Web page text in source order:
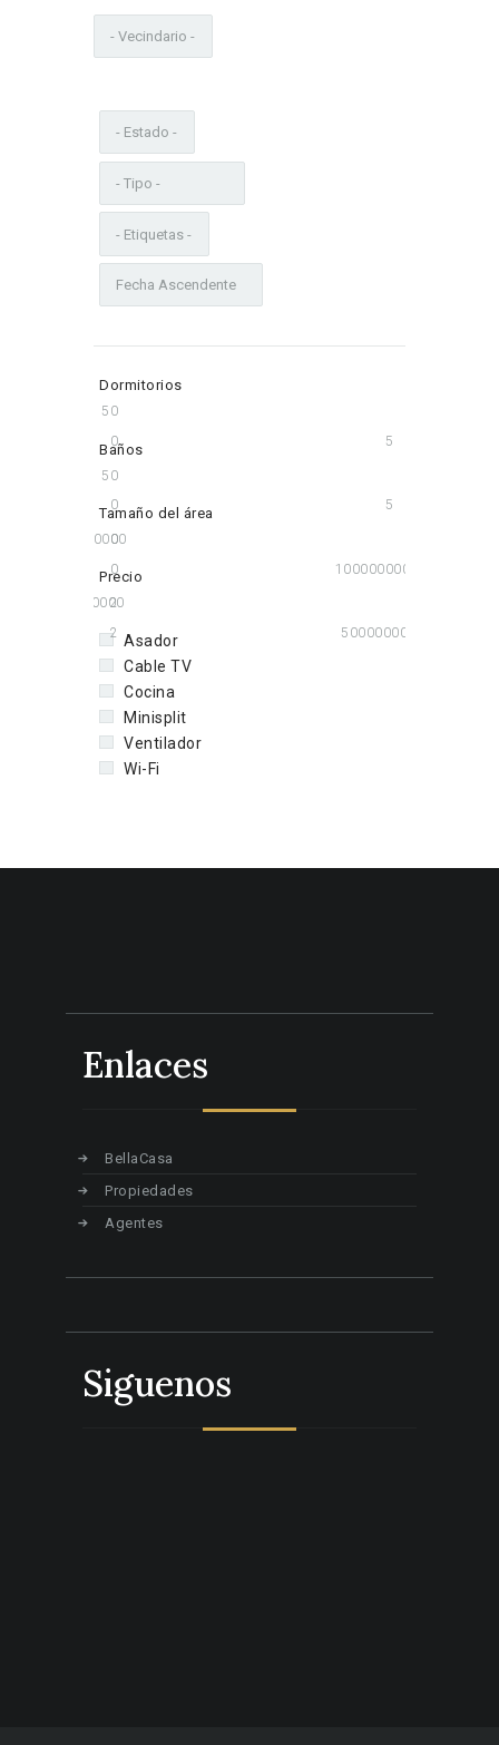
Dormitorios
0 5
0
5
Baños
0 5
0
5
Tamaño del área
0 100000000
0
100000000
Precio
2 50000000
2
50000000
Asador
Cable TV
Cocina
Minisplit
Ventilador
Wi-Fi
Enlaces
BellaCasa
Propiedades
Agentes
Siguenos